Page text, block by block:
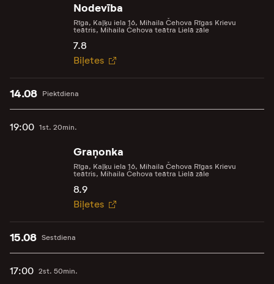
Nodevība
Rīga, Kaļķu iela 16, Mihaila Čehova Rīgas Krievu
teātris, Mihaila Čehova teātra Lielā zāle
7.8
Biļetes
Piektdiena
14.08
19:00 1st. 20min.
Graņonka
Rīga, Kaļķu iela 16, Mihaila Čehova Rīgas Krievu
teātris, Mihaila Čehova teātra Lielā zāle
8.9
Biļetes
Sestdiena
15.08
17:00 2st. 50min.